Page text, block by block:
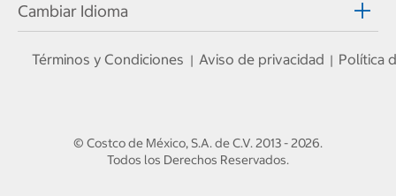
Cambiar Idioma
Términos y Condiciones | Aviso de privacidad | Política
© Costco de México, S.A. de C.V.2013 - 2026.
Todos los Derechos Reservados.